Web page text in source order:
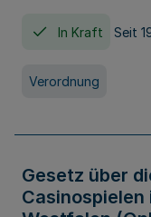
In Kraft Seit
Verordnung
Gesetz über
Casinospielen